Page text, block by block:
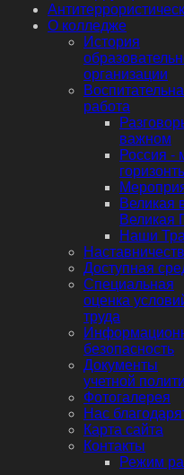
О колледже
История
организации
работа
важном
Россия -
Великая
Великая
Наши
Доступная
Специальная
оценка
труда
безопасность
Документы
учетной
Фотогалерея
Нас
Карта сайта
Контакты
Режим